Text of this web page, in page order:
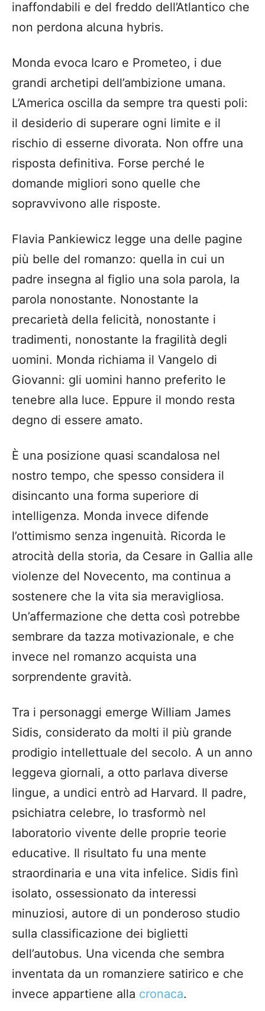
inaffondabili e del freddo dell’Atlantico che
non perdona alcuna hybris.
Monda evoca Icaro e Prometeo, i due
grandi archetipi dell’ambizione umana.
L’America oscilla da sempre tra questi poli:
il desiderio di superare ogni limite e il
rischio di esserne divorata. Non offre una
risposta definitiva. Forse perché le
domande migliori sono quelle che
sopravvivono alle risposte.
Flavia Pankiewicz legge una delle pagine
più belle del romanzo: quella in cui un
padre insegna al figlio una sola parola, la
parola nonostante. Nonostante la
precarietà della felicità, nonostante i
tradimenti, nonostante la fragilità degli
uomini. Monda richiama il Vangelo di
Giovanni: gli uomini hanno preferito le
tenebre alla luce. Eppure il mondo resta
degno di essere amato.
È una posizione quasi scandalosa nel
nostro tempo, che spesso considera il
disincanto una forma superiore di
intelligenza. Monda invece difende
l’ottimismo senza ingenuità. Ricorda le
atrocità della storia, da Cesare in Gallia alle
violenze del Novecento, ma continua a
sostenere che la vita sia meravigliosa.
Un’affermazione che detta così potrebbe
sembrare da tazza motivazionale, e che
invece nel romanzo acquista una
sorprendente gravità.
Tra i personaggi emerge William James
Sidis, considerato da molti il più grande
prodigio intellettuale del secolo. A un anno
leggeva giornali, a otto parlava diverse
lingue, a undici entrò ad Harvard. Il padre,
psichiatra celebre, lo trasformò nel
laboratorio vivente delle proprie teorie
educative. Il risultato fu una mente
straordinaria e una vita infelice. Sidis finì
isolato, ossessionato da interessi
minuziosi, autore di un ponderoso studio
sulla classificazione dei biglietti
dell’autobus. Una vicenda che sembra
inventata da un romanziere satirico e che
invece appartiene alla cronaca.